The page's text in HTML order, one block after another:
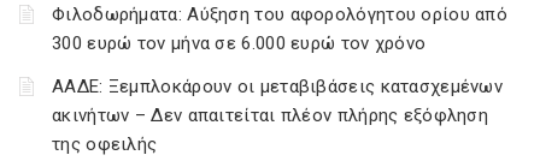
Φιλοδωρήματα: Αύξηση του αφορολόγητου ορίου από
300 ευρώ τον μήνα σε 6.000 ευρώ τον χρόνο
ΑΑΔΕ: Ξεμπλοκάρουν οι μεταβιβάσεις κατασχεμένων
ακινήτων – Δεν απαιτείται πλέον πλήρης εξόφληση
της οφειλής